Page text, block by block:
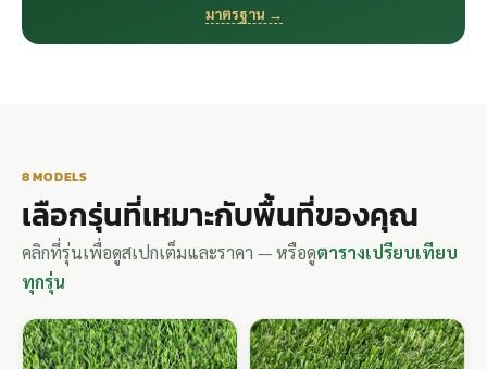
มาตรฐาน →
8 MODELS
เลือกรุ่นที่เหมาะกับพื้นที่ของคุณ
คลิกที่รุ่นเพื่อดูสเปกเต็มและราคา — หรือดูตารางเปรียบเทียบ
ทุกรุ่น